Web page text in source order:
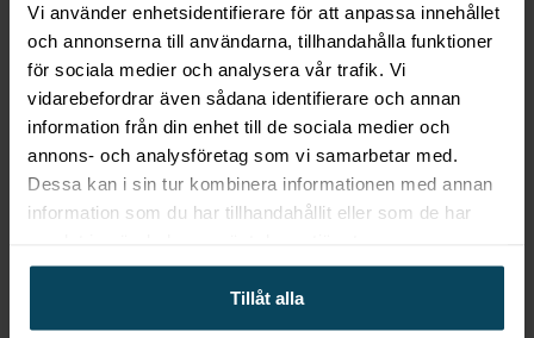
Vi använder enhetsidentifierare för att anpassa innehållet
och annonserna till användarna, tillhandahålla funktioner
för sociala medier och analysera vår trafik. Vi
vidarebefordrar även sådana identifierare och annan
information från din enhet till de sociala medier och
annons- och analysföretag som vi samarbetar med.
Dessa kan i sin tur kombinera informationen med annan
information som du har tillhandahållit eller som de har
Tillåt alla
KÖP KÖP